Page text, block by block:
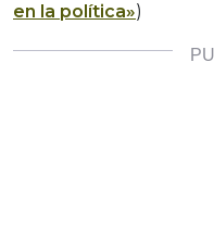
en la política»)